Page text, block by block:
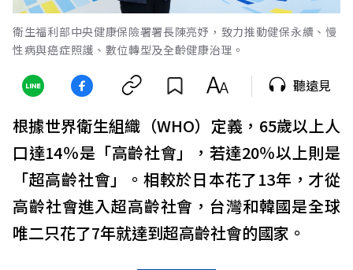
衛生福利部中央健康保險署署長陳亮妤，致力推動健保永續、慢
性病與癌症照護、數位轉型及全齡健康治理。
聽遠見
根據世界衛生組織（WHO）定義，65歲以上人
口達14％是「高齡社會」，若達20％以上則是
「超高齡社會」。相較於日本花了13年，才從
高齡社會進入超高齡社會，台灣和韓國是全球
唯二只花了7年就達到超高齡社會的國家。